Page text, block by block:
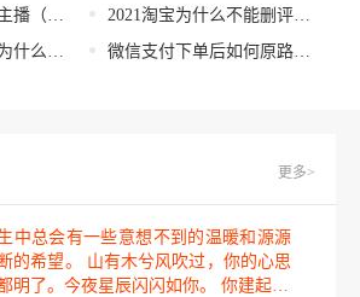
欢招主播）
目实物是什么？
2021淘宝为什么不能删评价了，淘宝评价删除原因2021？
微信支付下单后如何原路返回呢
更多>
中总会有一些意想不到的温暖和源源
的希望。 山有木兮风吹过，你的心思
明了。今夜星辰闪闪如你。 你建起…